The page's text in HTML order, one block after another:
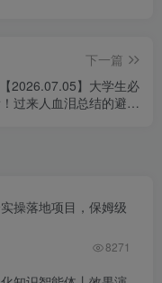
下一篇
【2026.07.05】大学生必
过来人血泪总结的避坑
操落地项目，保姆级
8271